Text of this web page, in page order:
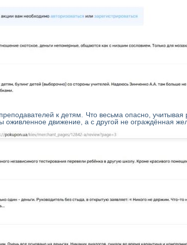
к детям. Что весьма опасно,
оживленное движение, а с другой не ограждённая